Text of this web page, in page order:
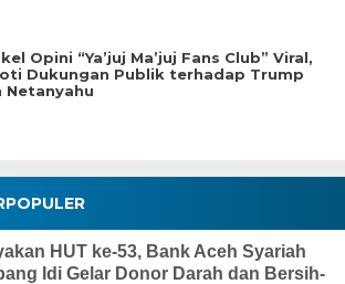
Opini “Ya’juj Ma’juj Fans Club” Viral,
Dukungan Publik terhadap Trump
Netanyahu
HUT ke-53, Bank Aceh Syariah
Idi Gelar Donor Darah dan Bersih-